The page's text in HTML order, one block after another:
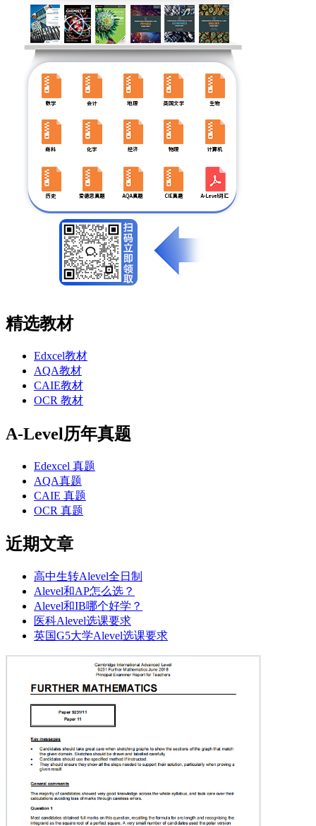
精选教材
Edxcel教材
AQA教材
CAIE教材
OCR 教材
A-Level历年真题
Edexcel 真题
AQA真题
CAIE 真题
OCR 真题
近期文章
高中生转Alevel全日制
Alevel和AP怎么选？
Alevel和IB哪个好学？
医科Alevel选课要求
英国G5大学Alevel选课要求